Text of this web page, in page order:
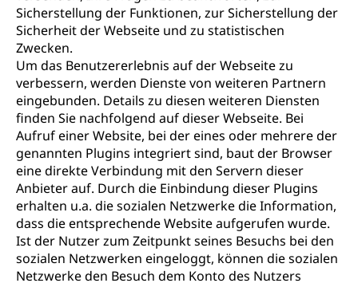
Sicherstellung der Funktionen, zur Sicherstellung der
Sicherheit der Webseite und zu statistischen
Zwecken.
Um das Benutzererlebnis auf der Webseite zu
verbessern, werden Dienste von weiteren Partnern
eingebunden. Details zu diesen weiteren Diensten
finden Sie nachfolgend auf dieser Webseite. Bei
Aufruf einer Website, bei der eines oder mehrere der
genannten Plugins integriert sind, baut der Browser
eine direkte Verbindung mit den Servern dieser
Anbieter auf. Durch die Einbindung dieser Plugins
erhalten u.a. die sozialen Netzwerke die Information,
dass die entsprechende Website aufgerufen wurde.
Ist der Nutzer zum Zeitpunkt seines Besuchs bei den
sozialen Netzwerken eingeloggt, können die sozialen
Netzwerke den Besuch dem Konto des Nutzers